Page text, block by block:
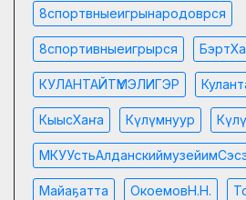
8спортвныеигрынародоврся
8спортивныеигрырся
КУЛАНТАЙТҮМЭЛИГЭР
КыысХаҥа Күлүмнуур
Майаҕатта ОкоемовН.Н.